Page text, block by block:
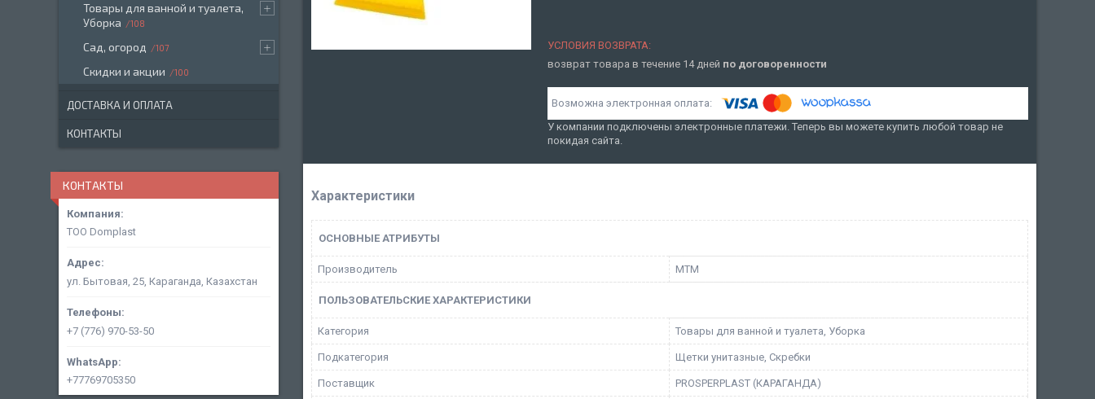
возврат товара в течение 14 дней по договоренности
У компании подключены электронные платежи. Теперь вы можете купить любой товар не
покидая сайта.
Характеристики
ОСНОВНЫЕ АТРИБУТЫ
Производитель MTM
ПОЛЬЗОВАТЕЛЬСКИЕ ХАРАКТЕРИСТИКИ
Категория Товары для ванной и туалета, Уборка
Подкатегория Щетки унитазные, Скребки
Поставщик PROSPERPLAST (КАРАГАНДА)
Товары для ванной и туалета,
Уборка
108
Сад, огород 107
Скидки и акции 100
ДОСТАВКА И ОПЛАТА
КОНТАКТЫ
КОНТАКТЫ
ТОО Domplast
ул. Бытовая, 25, Караганда, Казахстан
+7 (776) 970-53-50
+77769705350